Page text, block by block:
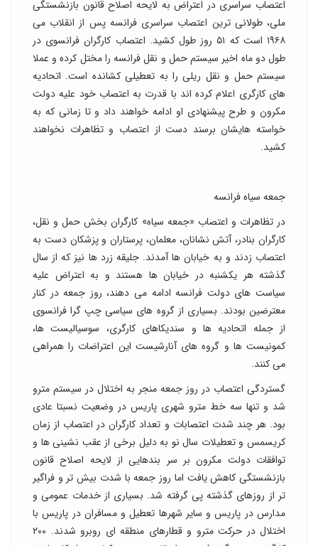
اعتصاب سراسری در اعتراض به لایحه اصلاح قانون بازنشستگی
ملی، طولانی ترین اعتصاب سراسری فرانسه پس از انقلاب می
۱۹۶۸ است که ۵۱ روز طول کشید. اعتصاب کارگران فرانسوی در
طول دو ماه اخیر سیستم حمل و نقل فرانسه را مختل کرده و عملا
سیستم حمل و نقل ریلی را به تعطیلی کشانده است. اتحادیه
های کارگری اعلام کرده اند با قدرت به اعتصاب خود علیه دولت
مکرون و طرح پیشنهادی او ادامه خواهند داد و تا زمانی که به
خواسته هایشان برسند دست از اعتصاب و تظاهرات نخواهند
کشید.
جمعه سیاه فرانسه
در تظاهرات و اعتصاب «جمعه سیاه» کارگران بخش حمل و نقل،
کارگران بنادر، آتش نشانان، معلمان، پرستاران و پزشکان دست به
اعتصاب زدند و به خیابان ها آمدند. جلیقه زرد ها نیز که از سال
گذشته هر یکشنبه در خیابان ها هستند و به اعتراض علیه
سیاست های دولت فرانسه ادامه می دهند، روز جمعه در کنار
معترضین بودند. بسیاری از گروه های سیاسی چپ گرا فرانسوی
از جمله اتحادیه ها و سندیکاهای کارگری، سوسیالیست ها،
کمونیست ها و گروه های آنارشیست این اعتراضات را همراهی
می کنند.
گستردگی اعتصاب در روز جمعه منجر به اختلال در سیستم مترو
شد و تنها سه خط مترو شهری پاریس در وضعیت نسبتا عادی
بود. هر چند شدت اعتصابات و تعداد کارگران در اعتصاب از زمان
کریسمس و تعطیلات سال نو به دلیل برخی از عقب نشینی ها و
توافقات دولت مکرون بر سر بندهایی از لایحه اصلاح قانون
بازنشستگی کاهش یافت اما روز جمعه با شدت بیش تر و فراگیر
تر از روزهای گذشته پی گرفته شد. بسیاری از خدمات عمومی و
مدارس در پاریس و سایر شهرها تعطیل و مسافران در پاریس با
اختلال در حرکت مترو و قطارهای منطقه ای روبرو شدند. ۲۰۰